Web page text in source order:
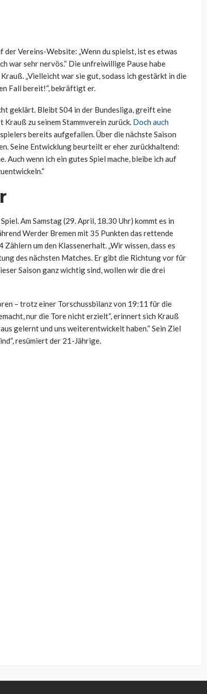
Vereins-Website: „Wenn du spielst, ist es etwas
war sehr nervös.“ Die unfreiwillige Pause habe
„Vielleicht war sie gut, sodass ich gestärkt in die
Fall bereit!“, bekräftigt er.
geklärt. Bleibt S04 in der Bundesliga, greift eine
zu seinem Stammverein zurück. Doch auch
bereits aufgefallen. Über die nächste Saison
Seine Entwicklung beurteilt er eher zurückhaltend:
Auch wenn ich ein gutes Spiel mache, bleibe ich auf
Am Samstag (29. April, 18.30 Uhr) kommt es in
Werder Bremen mit 35 Punkten das rettende
um den Klassenerhalt. „Wir wissen, dass es
des nächsten Matches. Er gibt die Richtung vor für
Saison ganz wichtig sind, wollen wir die drei
– trotz einer Torschussbilanz von 19:11 für die
nur die Tore nicht erzielt“, erinnert sich Krauß
gelernt und uns weiterentwickelt haben.“ Sein Ziel
resümiert der 21-Jährige.